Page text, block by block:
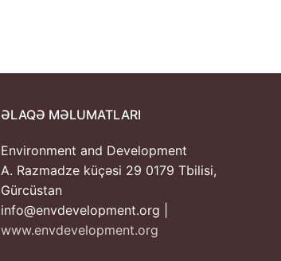
ƏLAQƏ MƏLUMATLARI
Environment and Development
A. Razmadze küçəsi 29 0179 Tbilisi,
Gürcüstan
info@envdevelopment.org |
www.envdevelopment.org